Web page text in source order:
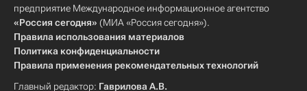
предприятие Международное информационное агентство
«Россия сегодня» (МИА «Россия сегодня»).
Правила использования материалов
Политика конфиденциальности
Правила применения рекомендательных технологий
Главный редактор: Гаврилова А.В.